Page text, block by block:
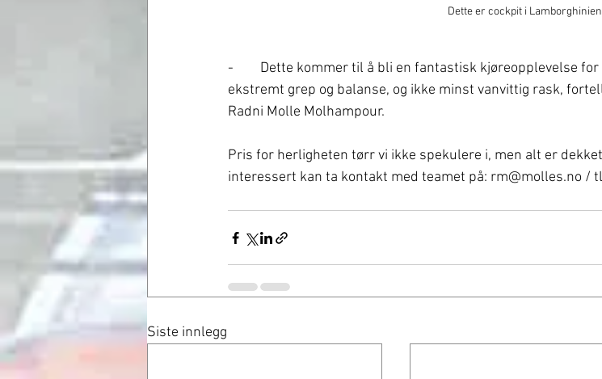
Dette er cockpit i
-	Dette kommer til å bli en fantastisk kjøreopplevelse for den som har anledning. Bilen har
ekstremt grep og balanse, og ikke minst vanvittig rask,
Radni Molle Molhampour.
Pris for herligheten tørr vi ikke spekulere i, men alt er
interessert kan ta kontakt med teamet på: rm@molles.no /
Siste innlegg